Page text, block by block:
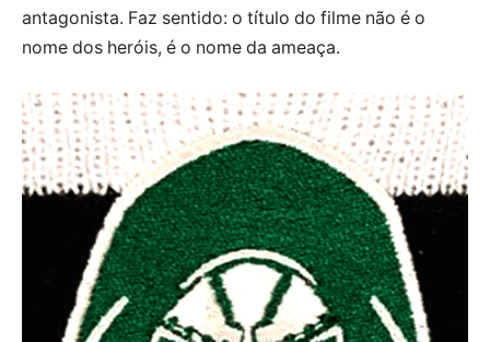
antagonista. Faz sentido: o título do filme não é o
nome dos heróis, é o nome da ameaça.